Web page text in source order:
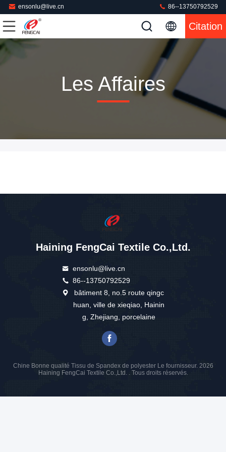
ensonlu@live.cn 86--13750792529
Citation
Les Affaires
Haining FengCai Textile Co.,Ltd.
ensonlu@live.cn
86--13750792529
bâtiment 8, no.5 route qingc
huan, ville de xieqiao, Hainin
g, Zhejiang, porcelaine
Chine Bonne qualité Tissu de Spandex de polyester Le fournisseur. 2026
Haining FengCai Textile Co.,Ltd. . Tous droits réservés.